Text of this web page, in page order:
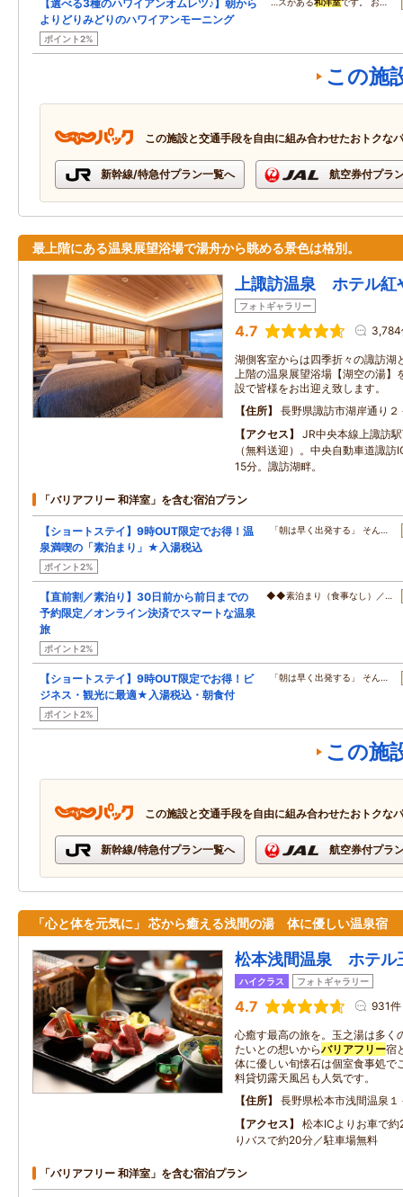
【選べる3種のハワイアンオムレツ♪】朝から
よりどりみどりのハワイアンモーニング
ポイント2%
この施
この施設と交通手段を自由に組み合わせたおトクな
新幹線/特急付プラン一覧へ 航空券付プラ
最上階にある温泉展望浴場で湯舟から眺める景色は格別。
上諏訪温泉 ホテル紅
フォトギャラリー
4.7 3,784
湖側客室からは四季折々の諏訪湖
上階の温泉展望浴場【湖空の湯】
設で皆様をお出迎え致します。
住所
長野県諏訪市湖岸通り２
アクセス
JR中央本線上諏訪
（無料送迎）。中央自動車道諏
15分。諏訪湖畔。
「バリアフリー 和洋室」を含む宿泊プラン
【ショートステイ】9時OUT限定でお得！温
泉満喫の「素泊まり」★入湯税込
ポイント2%
「朝は早く出発する」 そん…
【直前割／素泊り】30日前から前日までの
予約限定／オンライン決済でスマートな温泉
旅
ポイント2%
◆◆素泊まり（食事なし）／…
【ショートステイ】9時OUT限定でお得！ビ
ジネス・観光に最適★入湯税込・朝食付
ポイント2%
「朝は早く出発する」 そん…
この施
この施設と交通手段を自由に組み合わせたおトクな
新幹線/特急付プラン一覧へ 航空券付プラ
「心と体を元気に」 芯から癒える浅間の湯 体に優しい温泉宿
松本浅間温泉 ホテル
ハイクラス フォトギャラリー
4.7 931件
心癒す最高の旅を。玉之湯は多く
たいとの想いからバリアフリー宿
体に優しい旬懐石は個室食事処で
料貸切露天風呂も人気です。
住所
長野県松本市浅間温泉１
アクセス
松本ICよりお車で
りバスで約20分／駐車場無料
「バリアフリー 和洋室」を含む宿泊プラン